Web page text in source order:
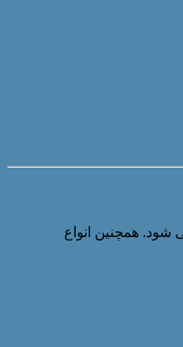
شود. همچنین انواع